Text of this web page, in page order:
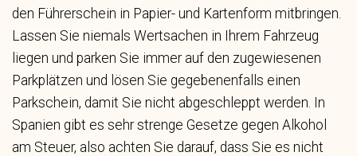
den Führerschein in Papier- und Kartenform mitbringen.
Lassen Sie niemals Wertsachen in Ihrem Fahrzeug
liegen und parken Sie immer auf den zugewiesenen
Parkplätzen und lösen Sie gegebenenfalls einen
Parkschein, damit Sie nicht abgeschleppt werden. In
Spanien gibt es sehr strenge Gesetze gegen Alkohol
am Steuer, also achten Sie darauf, dass Sie es nicht